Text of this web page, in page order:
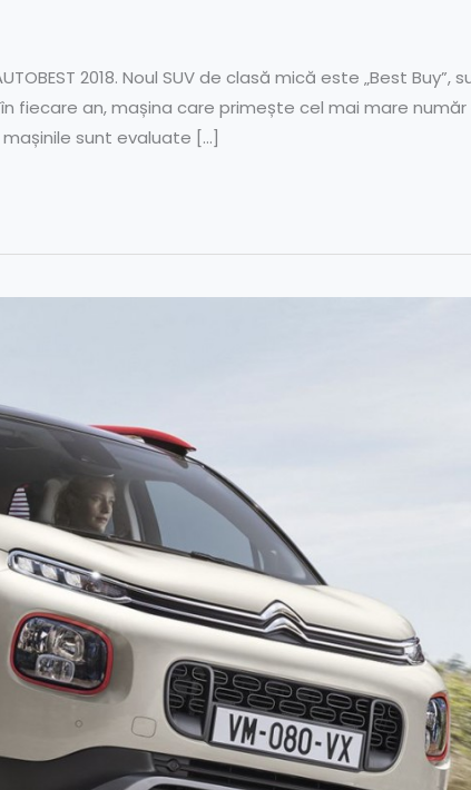
2018. Noul SUV de clasă mică este „Best Buy”,
fiecare an, mașina care primește cel mai mare număr
sunt evaluate […]